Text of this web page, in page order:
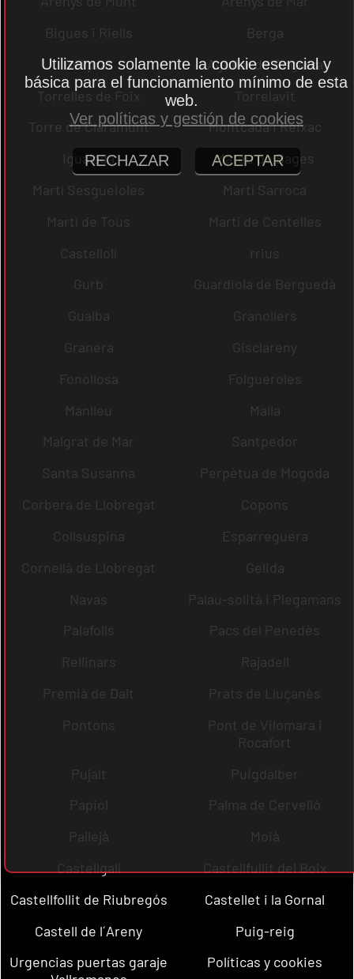
Bigues i Riells
Berga
Bellprat
Aguilar de Segarra
Torrelles de Foix
Torrelavit
Torre de Claramunt
Montcada i Reixac
Igualada
Mateu de Bages
Martí Sesgueioles
Martí Sarroca
Martí de Tous
Martí de Centelles
Castellolí
rrius
Gurb
Guardiola de Berguedà
Gualba
Granollers
Granera
Gisclareny
Fonollosa
Folgueroles
Manlleu
Malla
Malgrat de Mar
Santpedor
Santa Susanna
Perpètua de Mogoda
Corbera de Llobregat
Copons
Collsuspina
Esparreguera
Cornellà de Llobregat
Gelida
Navas
Palau-solità i Plegamans
Palafolls
Pacs del Penedès
Rellinars
Rajadell
Premià de Dalt
Prats de Lluçanès
Pontons
Pont de Vilomara i
Rocafort
Pujalt
Puigdàlber
Papiol
Palma de Cervelló
Pallejà
Moià
Castellgalí
Castellfullit del Boix
Castellfollit de Riubregós
Castellet i la Gornal
Castell de l´Areny
Puig-reig
Urgencias puertas garaje
Políticas y cookies
Utilizamos solamente la cookie esencial y
básica para el funcionamiento mínimo de esta
web.
Ver políticas y gestión de cookies
RECHAZAR ACEPTAR